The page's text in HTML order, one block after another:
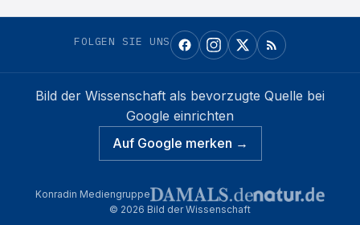
FOLGEN SIE UNS
Bild der Wissenschaft als bevorzugte Quelle bei
Google einrichten
Auf Google merken →
Konradin Mediengruppe
© 2026 Bild der Wissenschaft